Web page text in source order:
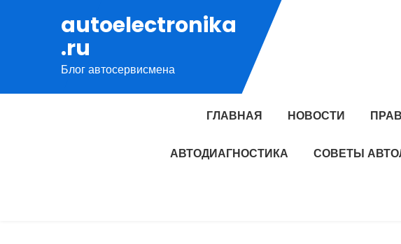
содержимому
autoelectronika
.ru
Блог автосервисмена
ГЛАВНАЯ НОВОСТИ
АВТОДИАГНОСТИКА СОВЕТЫ